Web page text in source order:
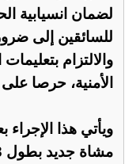
لضمان انسيابية
للسائقين إلى
والالتزام بتعليمات
الأمنية، حرصا
ويأتي هذا